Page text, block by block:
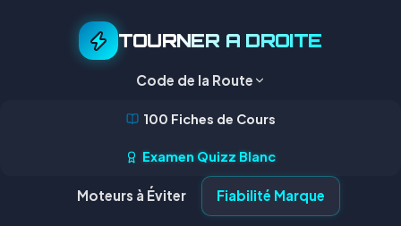
TOURNER A DROITE
Code de la Route
100 Fiches de Cours
Examen Quizz Blanc
Moteurs à Éviter Fiabilité Marque